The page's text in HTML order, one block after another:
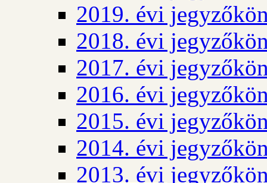
2019. évi
2018. évi
2017. évi
2016. évi
2015. évi
2014. évi
2013. évi